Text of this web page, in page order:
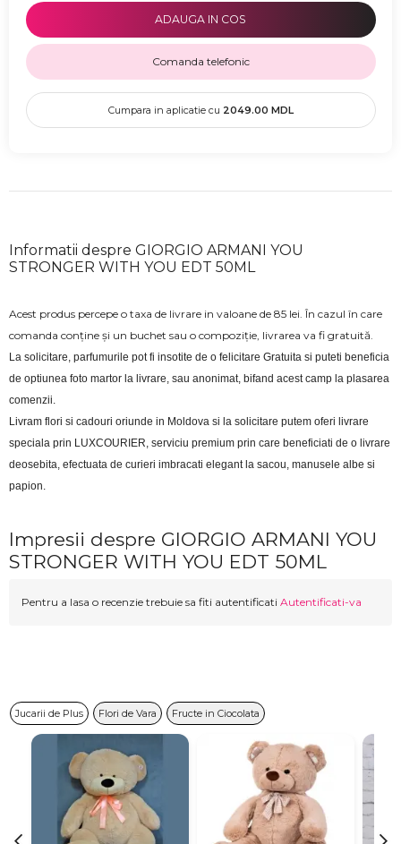
ADAUGA IN COS
Comanda telefonic
Cumpara in aplicatie cu 2049.00 MDL
Informatii despre GIORGIO ARMANI YOU
STRONGER WITH YOU EDT 50ML
Acest produs percepe o taxa de livrare in valoane de 85 lei. În cazul în care
comanda conține și un buchet sau o compoziție, livrarea va fi gratuită.
La solicitare, parfumurile pot fi insotite de o felicitare Gratuita si puteti beneficia
de optiunea foto martor la livrare, sau anonimat, bifand acest camp la plasarea
comenzii.
Livram flori si cadouri oriunde in Moldova si la solicitare putem oferi livrare
speciala prin LUXCOURIER, serviciu premium prin care beneficiati de o livrare
deosebita, efectuata de curieri imbracati elegant la sacou, manusele albe si
papion.
Impresii despre GIORGIO ARMANI YOU
STRONGER WITH YOU EDT 50ML
Pentru a lasa o recenzie trebuie sa fiti autentificati Autentificati-va
Jucarii de Plus Flori de Vara Fructe in Ciocolata